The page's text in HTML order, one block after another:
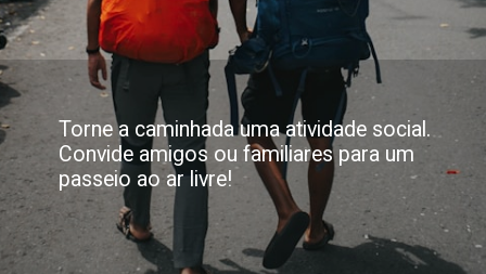
Torne a caminhada uma atividade social.
Convide amigos ou familiares para um
passeio ao ar livre!